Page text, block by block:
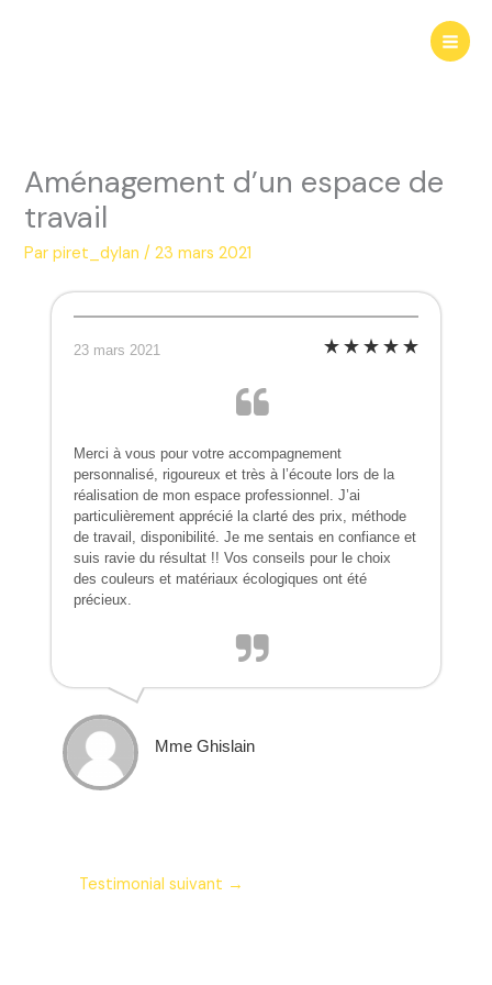
Aménagement d’un espace de
travail
Parpiret_dylan/23 mars 2021
23 mars 2021
Merci à vous pour votre accompagnement
personnalisé, rigoureux et très à l’écoute lors de la
réalisation de mon espace professionnel. J’ai
particulièrement apprécié la clarté des prix, méthode
de travail, disponibilité. Je me sentais en confiance et
suis ravie du résultat !! Vos conseils pour le choix
des couleurs et matériaux écologiques ont été
précieux.
Mme Ghislain
Testimonial suivant →